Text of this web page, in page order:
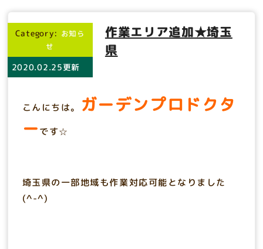
Category: お知ら
せ
2020.02.25更新
作業エリア追加★埼玉
県
こんにちは。
ガーデンプロドクタ
ーです☆
埼玉県の一部地域も作業対応可能となりました
(^-^)